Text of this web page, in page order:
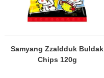
Samyang Zzaldduk Buldak
Chips 120g